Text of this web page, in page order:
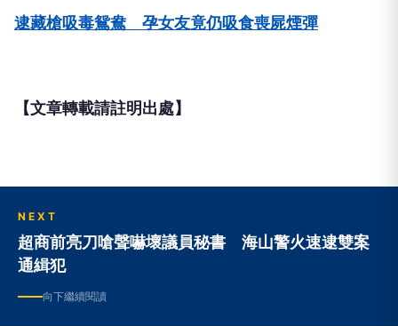
逮藏槍吸毒鴛鴦 孕女友竟仍吸食喪屍煙彈
【文章轉載請註明出處】
NEXT
超商前亮刀嗆聲嚇壞議員秘書 海山警火速逮雙案
通緝犯
向下繼續閱讀